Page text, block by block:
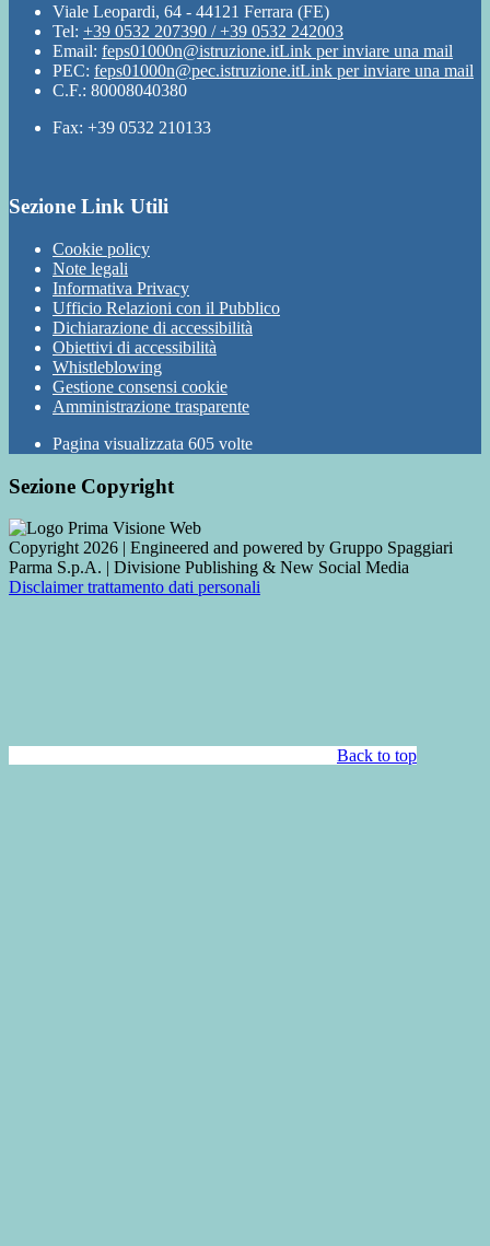
Viale Leopardi, 64 - 44121 Ferrara (FE)
Tel: +39 0532 207390 / +39 0532 242003
Email: feps01000n@istruzione.itLink per inviare una mail
PEC: feps01000n@pec.istruzione.itLink per inviare una mail
C.F.: 80008040380
Fax: +39 0532 210133
Sezione Link Utili
Cookie policy
Note legali
Informativa Privacy
Ufficio Relazioni con il Pubblico
Dichiarazione di accessibilità
Obiettivi di accessibilità
Whistleblowing
Gestione consensi cookie
Amministrazione trasparente
Pagina visualizzata 605 volte
Sezione Copyright
Copyright 2026 | Engineered and powered by Gruppo Spaggiari
Parma S.p.A. | Divisione Publishing & New Social Media
Disclaimer trattamento dati personali
Back to top